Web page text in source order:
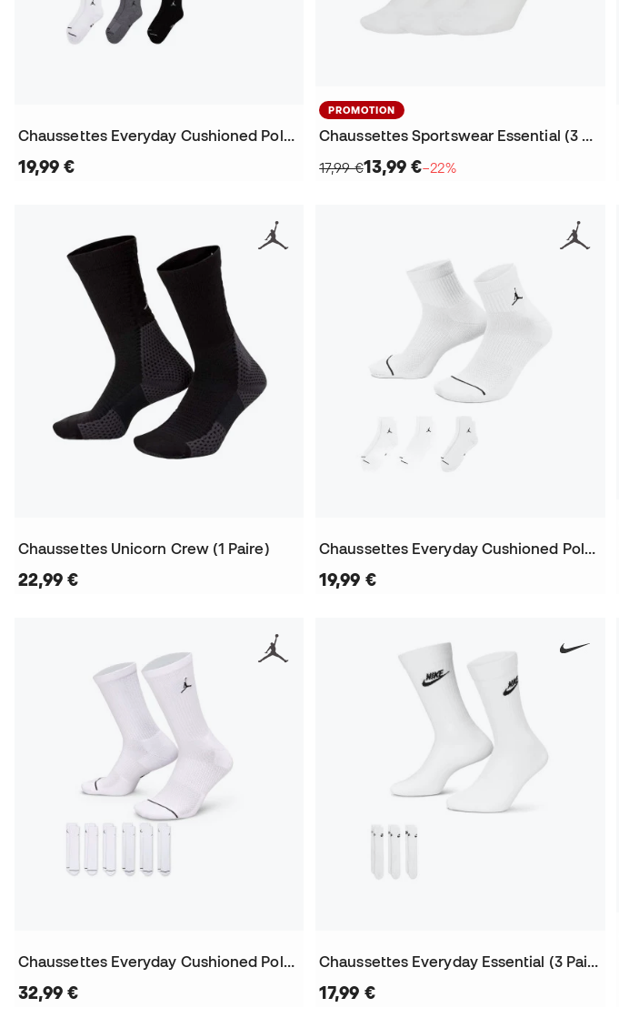
Chaussettes Everyday Cushioned Poly Ankle 144 (3 Paires)
19,99 €
PROMOTION
Chaussettes Sportswear Essential (3 Paires)
17,99 €13,99 €−22%
Chaussettes Unicorn Crew (1 Paire)
22,99 €
Chaussettes Everyday Cushioned Poly Ankle 144 (3 Paires)
19,99 €
Chaussettes Everyday Cushioned Poly Crew (6 Paires)
32,99 €
Chaussettes Everyday Essential (3 Paires)
17,99 €